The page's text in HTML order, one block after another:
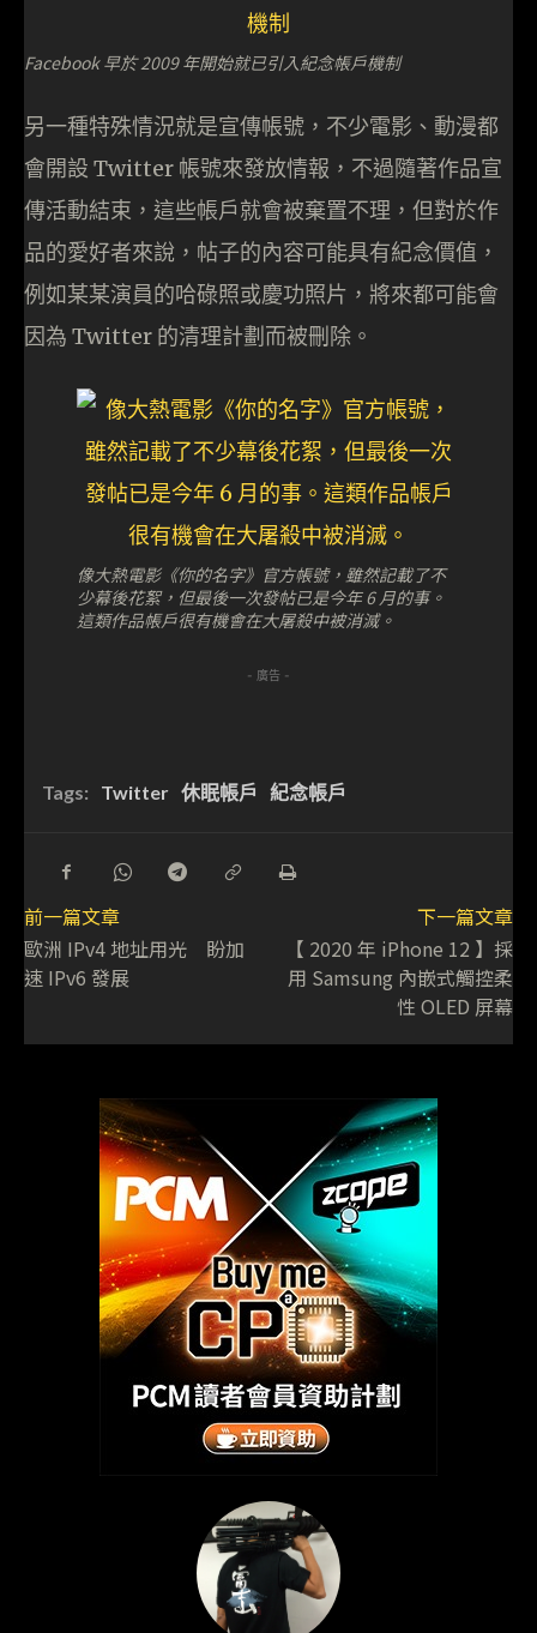
Facebook 早於 2009 年開始就已引入紀念帳戶機制
另一種特殊情況就是宣傳帳號，不少電影、動漫都
會開設 Twitter 帳號來發放情報，不過隨著作品宣
傳活動結束，這些帳戶就會被棄置不理，但對於作
品的愛好者來說，帖子的內容可能具有紀念價值，
例如某某演員的哈碌照或慶功照片，將來都可能會
因為 Twitter 的清理計劃而被刪除。
像大熱電影《你的名字》官方帳號，雖然記載了不
少幕後花絮，但最後一次發帖已是今年 6 月的事。
這類作品帳戶很有機會在大屠殺中被消滅。
- 廣告 -
Tags: Twitter 休眠帳戶 紀念帳戶
前一篇文章
歐洲 IPv4 地址用光 盼加
速 IPv6 發展
下一篇文章
【 2020 年 iPhone 12 】採
用 Samsung 內嵌式觸控柔
性 OLED 屏幕